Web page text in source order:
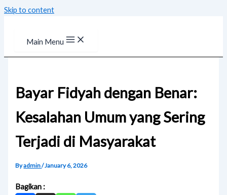
Skip to content
Main Menu
Bayar Fidyah dengan Benar:
Kesalahan Umum yang Sering
Terjadi di Masyarakat
Byadmin/January 6, 2026
Bagikan :